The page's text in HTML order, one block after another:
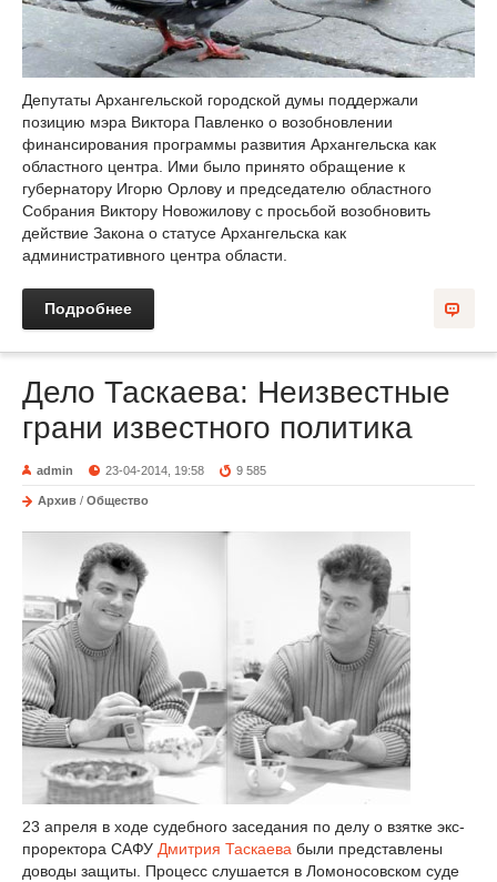
Депутаты Архангельской городской думы поддержали
позицию мэра Виктора Павленко о возобновлении
финансирования программы развития Архангельска как
областного центра. Ими было принято обращение к
губернатору Игорю Орлову и председателю областного
Собрания Виктору Новожилову с просьбой возобновить
действие Закона о статусе Архангельска как
административного центра области.
Подробнее
Дело Таскаева: Неизвестные
грани известного политика
admin 23-04-2014, 19:58 9 585
Архив / Общество
23 апреля в ходе судебного заседания по делу о взятке экс-
проректора САФУ Дмитрия Таскаева были представлены
доводы защиты. Процесс слушается в Ломоносовском суде